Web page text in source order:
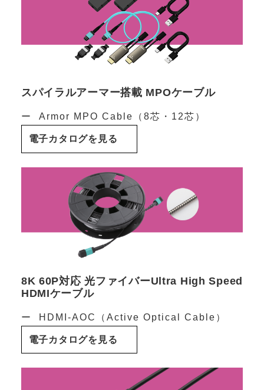
スパイラルアーマー搭載 MPOケーブル
Armor MPO Cable（8芯・12芯）
電子カタログを見る
8K 60P対応 光ファイバーUltra High Speed
HDMIケーブル
HDMI-AOC（Active Optical Cable）
電子カタログを見る